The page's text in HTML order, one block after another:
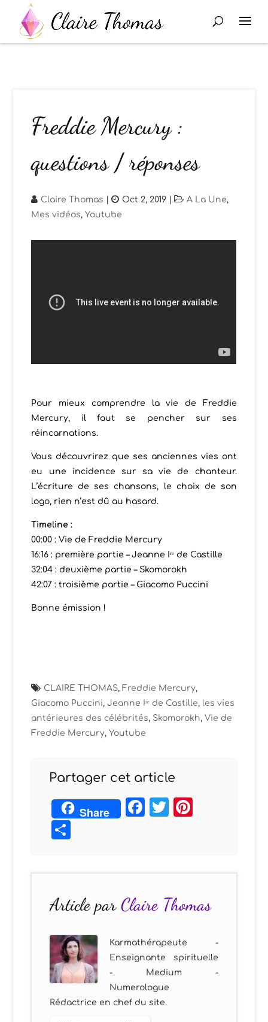
Freddie Mercury :
questions / réponses
Claire Thomas | Oct 2, 2019 | A La Une,
Mes vidéos,Youtube
Pour mieux comprendre la vie de Freddie
Mercury, il faut se pencher sur ses
réincarnations.
Vous découvrirez que ses anciennes vies ont
eu une incidence sur sa vie de chanteur.
L’écriture de ses chansons, le choix de son
logo, rien n’est dû au hasard.
Timeline :
00:00 : Vie de Freddie Mercury
16:16 : première partie – Jeanne Iʳᵉ de Castille
32:04 : deuxième partie – Skomorokh
42:07 : troisième partie – Giacomo Puccini
Bonne émission !
CLAIRE THOMAS, Freddie Mercury,
Giacomo Puccini,Jeanne Iʳᵉ de Castille, les vies
antérieures des célébrités, Skomorokh,Vie de
Freddie Mercury,Youtube
Partager cet article
Share Facebook
Twitter
Article parClaire Thomas
Karmathérapeute -
Enseignante spirituelle
- Medium -
Numerologue
Rédactrice en chef du site.